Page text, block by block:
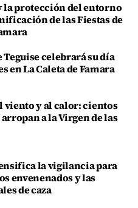
la protección del entorno
de las Fiestas de
Teguise celebrará su día
en La Caleta de Famara
viento y al calor: cientos
a la Virgen de las
la vigilancia para
envenenados y las
de caza